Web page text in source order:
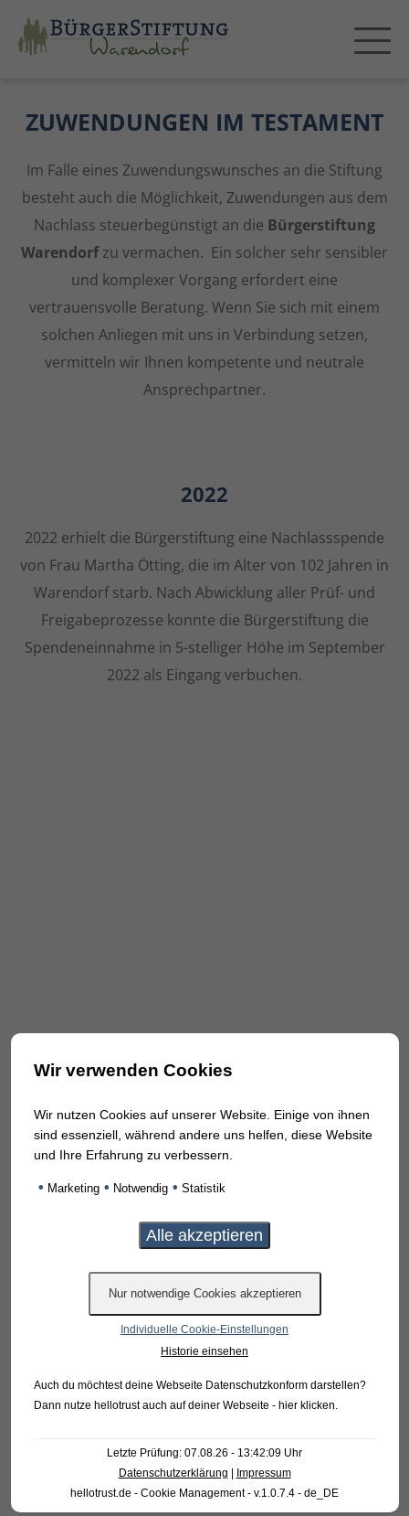
ZUWENDUNGEN IM TESTAMENT
Im Falle eines Zuwendungswunsches an die Stiftung
besteht auch die Möglichkeit, Zuwendungen aus dem
Nachlass steuerbegünstigt an die Bürgerstiftung
Warendorfzu vermachen. Ein solcher sehr sensibler
und komplexer Vorgang erfordert eine
vertrauensvolle Beratung. Wenn Sie sich mit einem
solchen Anliegen mit uns in Verbindung setzen,
vermitteln wir Ihnen kompetente und neutrale
Ansprechpartner.
2022
2022 erhielt die Bürgerstiftung eine Nachlassspende
von Frau Martha Ötting, die im Alter von 102 Jahren in
Warendorf starb. Nach Abwicklung aller Prüf- und
Freigabeprozesse konnte die Bürgerstiftung die
Spendeneinnahme in 5-stelliger Höhe im September
2022 als Eingang verbuchen.
Bürgerstiftung Warendorf
Wir verwenden Cookies
Wir nutzen Cookies auf unserer Website. Einige von ihnen
sind essenziell, während andere uns helfen, diese Website
und Ihre Erfahrung zu verbessern.
• Marketing • Notwendig • Statistik
Individuelle Cookie-Einstellungen
Historie einsehen
Auch du möchtest deine Webseite Datenschutzkonform darstellen?
Dann nutze hellotrust auch auf deiner Webseite - hier klicken
Letzte Prüfung: 07.08.26 - 13:42:09 Uhr
Datenschutzerklärung | Impressum
hellotrust.de - Cookie Management - v.1.0.7.4 - de_DE